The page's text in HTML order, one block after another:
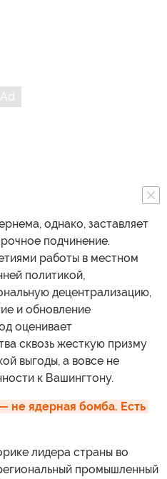
однако, заставляет
подчинение.
работы в местном
политикой,
децентрализацию,
и обновление
оценивает
сквозь жесткую призму
выгоды, а вовсе не
к Вашингтону.
не ядерная бомба. Есть
лидера страны во
промышленный